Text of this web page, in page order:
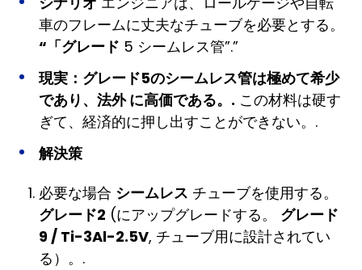
車のフレームに丈夫なチューブを必要とする。
“「グレード 5 シームレス管”.”
現実： グレード5のシームレス管は極めて希少
であり、法外 に高価である。. この材料は硬す
ぎて、経済的に押し出すことができない。.
解決策
必要な場合 シームレス チューブを使用する。
グレード2 (にアップグレードする。 グレード
9 / Ti-3Al-2.5V, チューブ用に設計されてい
る）。.